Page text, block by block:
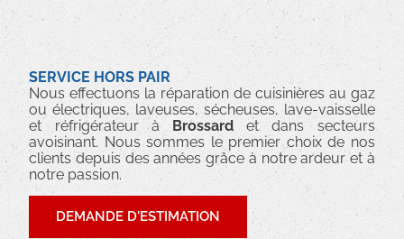
SERVICE HORS PAIR
Nous effectuons la réparation de cuisinières au gaz
ou électriques, laveuses, sécheuses, lave-vaisselle
et réfrigérateur à Brossardet dans secteurs
avoisinant. Nous sommes le premier choix de nos
clients depuis des années grâce à notre ardeur et à
notre passion.
DEMANDE D'ESTIMATION